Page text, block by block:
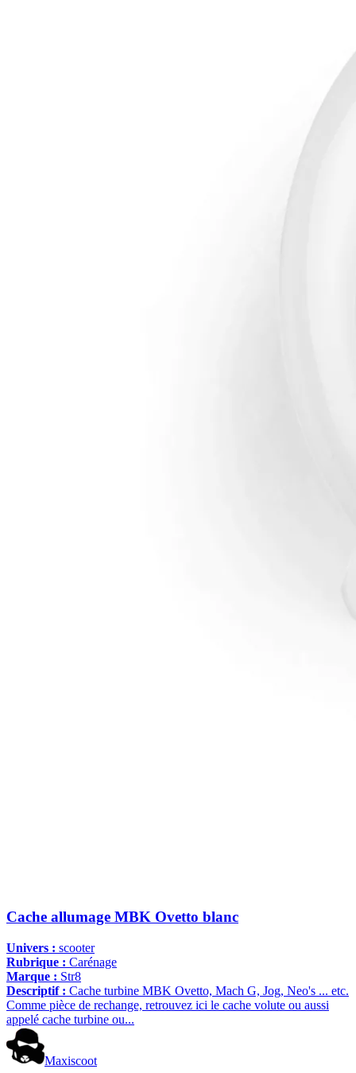
Cache allumage MBK Ovetto blanc
Univers : scooter
Rubrique : Carénage
Marque : Str8
Descriptif : Cache turbine MBK Ovetto, Mach G, Jog, Neo's ... etc.
Comme pièce de rechange, retrouvez ici le cache volute ou aussi
appelé cache turbine ou...
Maxiscoot